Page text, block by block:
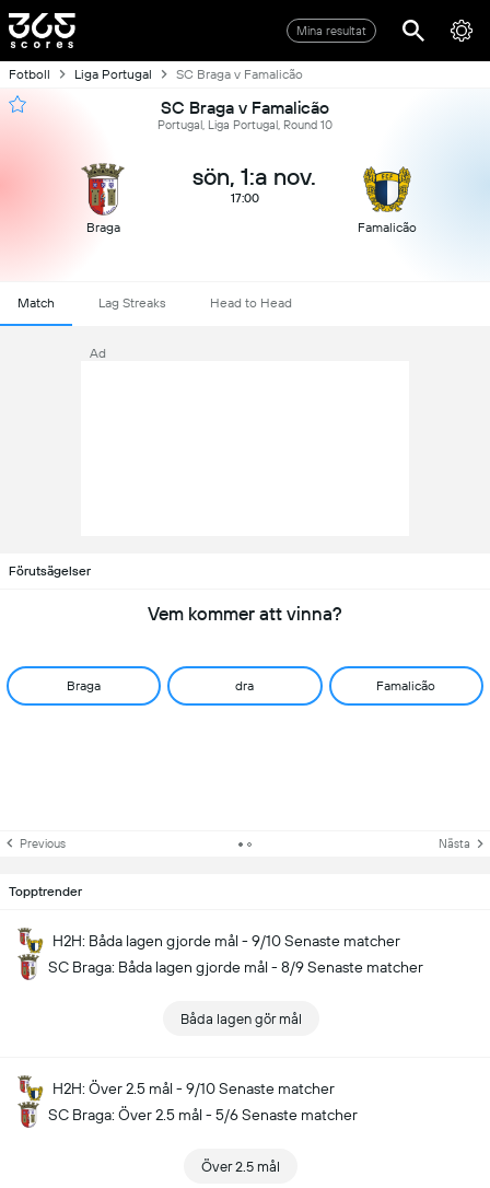
Mina resultat
Fotboll Liga Portugal SC Braga v Famalicão
SC Braga v Famalicão
Portugal, Liga Portugal, Round 10
Braga
sön, 1:a nov.
17:00
Famalicão
Match Lag Streaks Head to Head
Ad
Förutsägelser
Vem kommer att vinna?
Braga dra Famalicão
Previous Nästa
Topptrender
H2H: Båda lagen gjorde mål - 9/10 Senaste matcher
SC Braga: Båda lagen gjorde mål - 8/9 Senaste matcher
Båda lagen gör mål
H2H: Över 2.5 mål - 9/10 Senaste matcher
SC Braga: Över 2.5 mål - 5/6 Senaste matcher
Över 2.5 mål